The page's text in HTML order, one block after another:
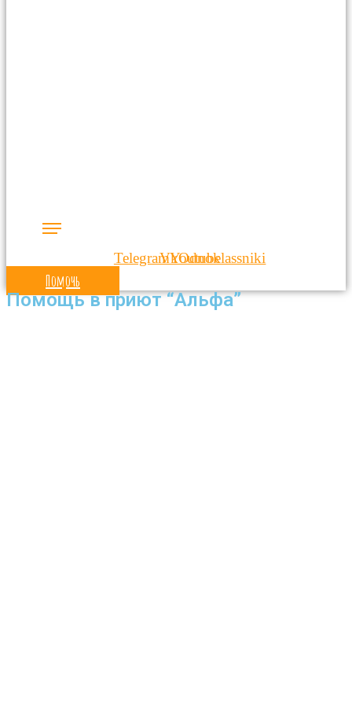
TelegramVkYoutube
Odnoklassniki
Помочь
Помощь в приют “Альфа”